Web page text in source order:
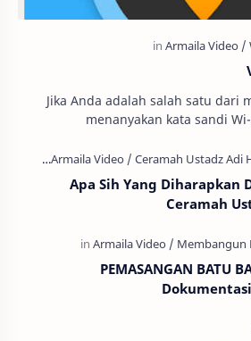
Jika Anda adalah salah satu dari
menanyakan kata sandi
Apa Sih Yang Diharapkan
Ceramah
PEMASANGAN BATU